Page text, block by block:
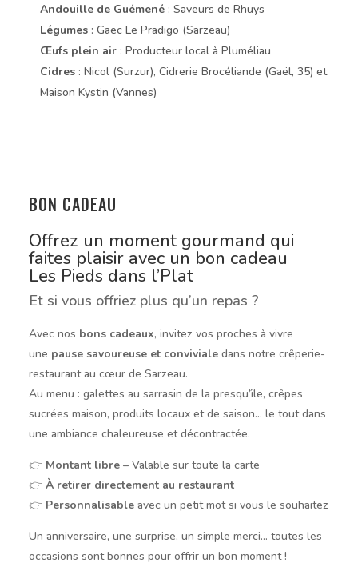
Andouille de Guémené: Saveurs de Rhuys
Légumes: Gaec Le Pradigo (Sarzeau)
Œufs plein air: Producteur local à Pluméliau
Cidres: Nicol (Surzur), Cidrerie Brocéliande (Gaël, 35) et
Maison Kystin (Vannes)
BON CADEAU
Offrez un moment gourmand qui
faitesplaisir avec un bon cadeau
Les Pieds dans l’Plat
Et si vous offriez plus qu’un repas ?
Avec nos bons cadeaux, invitez vos proches à vivre
une pause savoureuse et conviviale dans notre crêperie-
restaurant au cœur de Sarzeau.
Au menu : galettes au sarrasin de la presqu’île, crêpes
sucrées maison, produits locaux et de saison… le tout dans
une ambiance chaleureuse et décontractée.
👉 Montant libre – Valable sur toute la carte
👉 À retirer directement au restaurant
👉 Personnalisable avec un petit mot si vous le souhaitez
Un anniversaire, une surprise, un simple merci… toutes les
occasions sont bonnes pour offrir un bon moment !